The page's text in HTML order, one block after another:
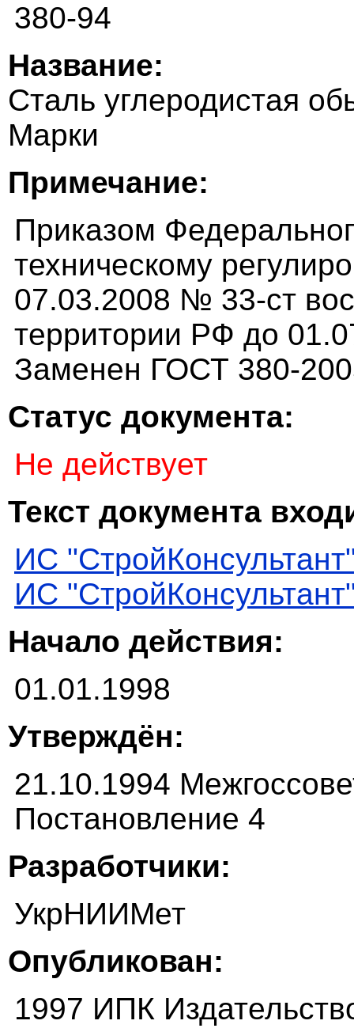
380-94
Название:
Сталь углеродистая
Марки
Примечание:
Приказом
техническому
07.03.2008 № 33-ст
территории РФ до
Заменен ГОСТ 380-
Статус документа:
Не действует
Текст документа
ИС
ИС
Начало действия:
01.01.1998
Утверждён:
21.10.1994
Постановление 4
Разработчики:
УкрНИИМет
Опубликован:
1997 ИПК